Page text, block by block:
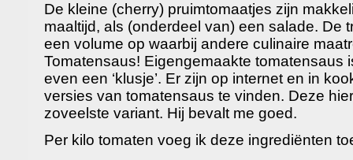
De kleine (cherry) pruimtomaatjes zijn
maaltijd, als (onderdeel van) een salade. De
een volume op waarbij andere culinaire
Tomatensaus! Eigengemaakte tomatensaus
even een ‘klusje’. Er zijn op internet en in
versies van tomatensaus te vinden. Deze
zoveelste variant. Hij bevalt me goed.
Per kilo tomaten voeg ik deze ingrediënten